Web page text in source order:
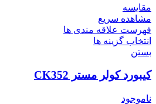
مقایسه
مشاهده سریع
فهرست علاقه مندی ها
انتخاب گزینه ها
بستن
کیبورد کولر مستر CK352
ناموجود